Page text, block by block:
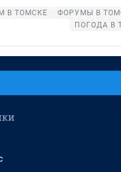
В ТОМСКЕ ФОРУМЫ В
ПОГОДА В